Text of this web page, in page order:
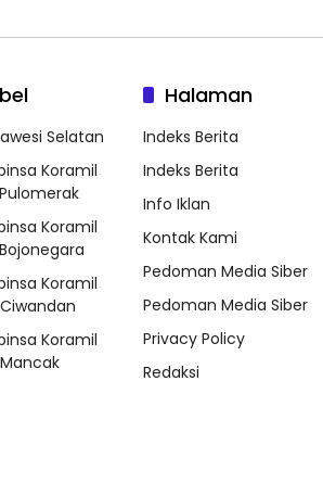
Selatan
Koramil
Koramil
Koramil
Koramil
Halaman
Indeks Berita
Indeks Berita
Info Iklan
Kontak Kami
Pedoman Media Siber
Pedoman Media Siber
Privacy Policy
Redaksi